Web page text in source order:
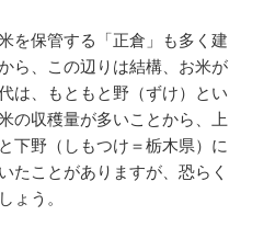
を保管する「正倉」も多く建
ら、この辺りは結構、お米が
は、もともと野（ずけ）とい
の収穫量が多いことから、上
下野（しもつけ＝栃木県）に
たことがありますが、恐らく
ょう。